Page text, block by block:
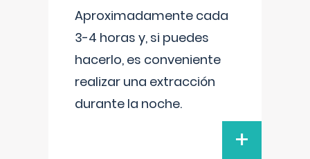
Aproximadamente cada
3-4 horas y, si puedes
hacerlo, es conveniente
realizar una extracción
durante la noche.
+